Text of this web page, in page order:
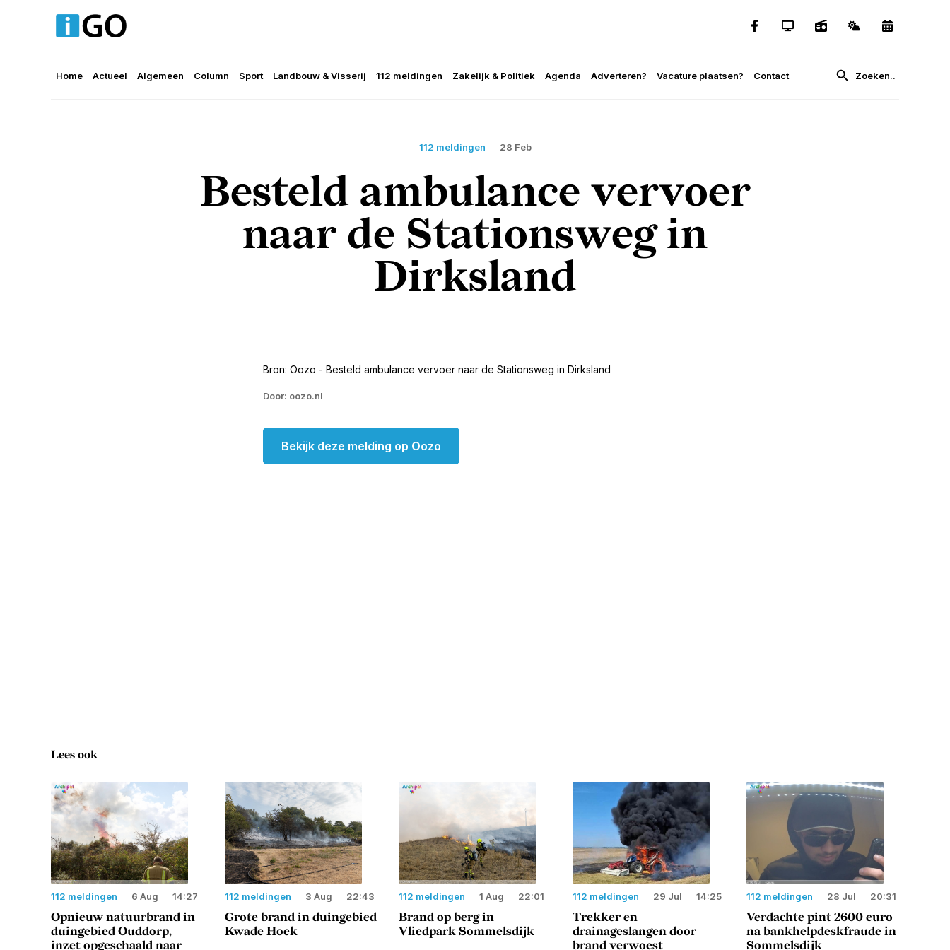
Home Actueel Algemeen Column Sport Landbouw & Visserij 112 meldingen Zakelijk & Politiek Agenda Adverteren? Vacature plaatsen? Contact
112 meldingen 28 Feb
Besteld ambulance vervoer
naar de Stationsweg in
Dirksland
Bron: Oozo - Besteld ambulance vervoer naar de Stationsweg in Dirksland
Door: oozo.nl
Bekijk deze melding op Oozo
Lees ook
112 meldingen 6 Aug 14:27
Opnieuw natuurbrand in
duingebied Ouddorp,
inzet opgeschaald naar
112 meldingen 3 Aug 22:43
Grote brand in duingebied
Kwade Hoek
112 meldingen 1 Aug 22:01
Brand op berg in
Vliedpark Sommelsdijk
112 meldingen 29 Jul 14:25
Trekker en
drainageslangen door
brand verwoest
112 meldingen 28 Jul 20:31
Verdachte pint 2600 euro
na bankhelpdeskfraude in
Sommelsdijk